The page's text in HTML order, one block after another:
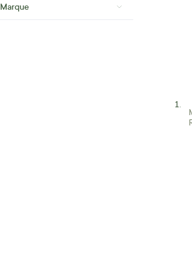
Marque